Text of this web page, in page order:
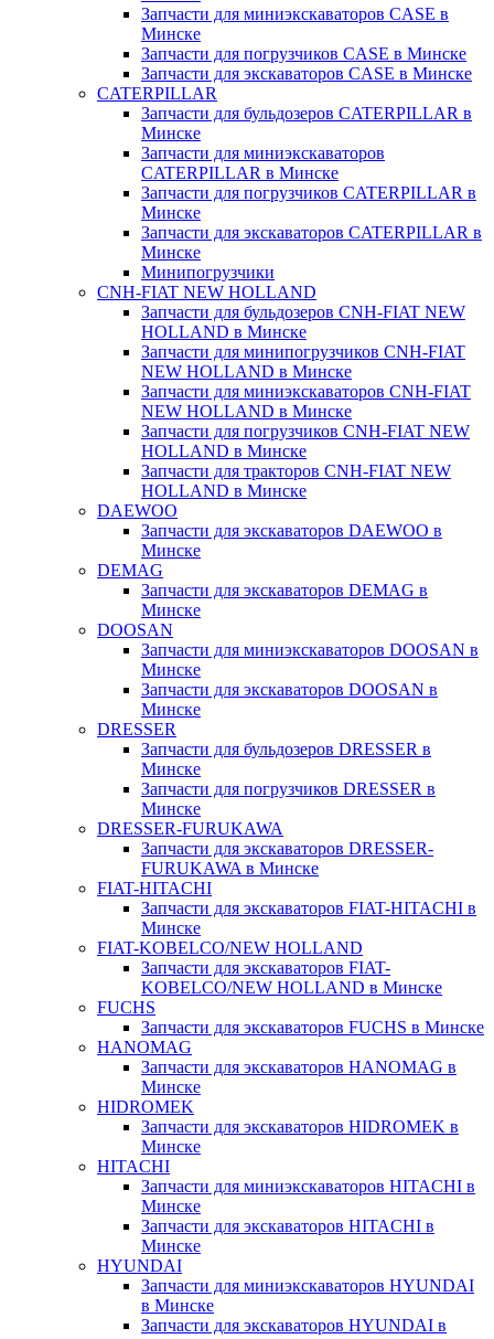
Запчасти для миниэкскаваторов CASE в
Минске
Запчасти для погрузчиков CASE в Минске
Запчасти для экскаваторов CASE в Минске
CATERPILLAR
Запчасти для бульдозеров CATERPILLAR в
Минске
Запчасти для миниэкскаваторов
CATERPILLAR в Минске
Запчасти для погрузчиков CATERPILLAR в
Минске
Запчасти для экскаваторов CATERPILLAR в
Минскe
Минипогрузчики
CNH-FIAT NEW HOLLAND
Запчасти для бульдозеров CNH-FIAT NEW
HOLLAND в Минске
Запчасти для минипогрузчиков CNH-FIAT
NEW HOLLAND в Минске
Запчасти для миниэкскаваторов CNH-FIAT
NEW HOLLAND в Минске
Запчасти для погрузчиков CNH-FIAT NEW
HOLLAND в Минске
Запчасти для тракторов CNH-FIAT NEW
HOLLAND в Минске
DAEWOO
Запчасти для экскаваторов DAEWOO в
Минске
DEMAG
Запчасти для экскаваторов DEMAG в
Минске
DOOSAN
Запчасти для миниэкскаваторов DOOSAN в
Минске
Запчасти для экскаваторов DOOSAN в
Минске
DRESSER
Запчасти для бульдозеров DRESSER в
Минске
Запчасти для погрузчиков DRESSER в
Минске
DRESSER-FURUKAWA
Запчасти для экскаваторов DRESSER-
FURUKAWA в Минске
FIAT-HITACHI
Запчасти для экскаваторов FIAT-HITACHI в
Минске
FIAT-KOBELCO/NEW HOLLAND
Запчасти для экскаваторов FIAT-
KOBELCO/NEW HOLLAND в Минске
FUCHS
Запчасти для экскаваторов FUCHS в Минске
HANOMAG
Запчасти для экскаваторов HANOMAG в
Минске
HIDROMEK
Запчасти для экскаваторов HIDROMEK в
Минске
HITACHI
Запчасти для миниэкскаваторов HITACHI в
Минске
Запчасти для экскаваторов HITACHI в
Минске
HYUNDAI
Запчасти для миниэкскаваторов HYUNDAI
в Минске
Запчасти для экскаваторов HYUNDAI в